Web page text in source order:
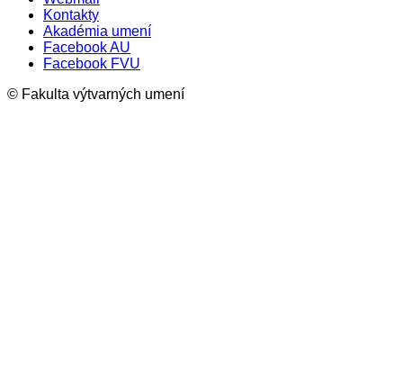
Kontakty
Akadémia umení
Facebook AU
Facebook FVU
© Fakulta výtvarných umení